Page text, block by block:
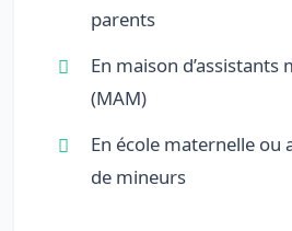
parents
En maison d’assistants
(MAM)
En école maternelle ou
de mineurs